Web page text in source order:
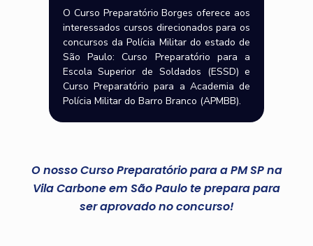
O Curso Preparatório Borges oferece aos
interessados cursos direcionados para os
concursos da Polícia Militar do estado de
São Paulo: Curso Preparatório para a
Escola Superior de Soldados (ESSD) e
Curso Preparatório para a Academia de
Polícia Militar do Barro Branco (APMBB).
O nosso Curso Preparatório para a PM SP na
Vila Carbone em São Paulo te prepara para
ser aprovado no concurso!